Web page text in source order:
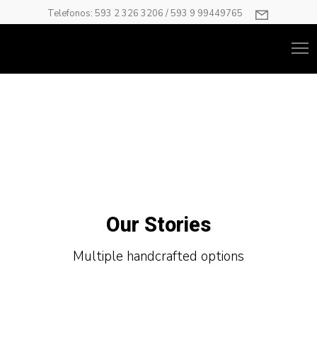
Telefonos: 593 2 326 3206 / 593 9 99449765
Our Stories
Multiple handcrafted options